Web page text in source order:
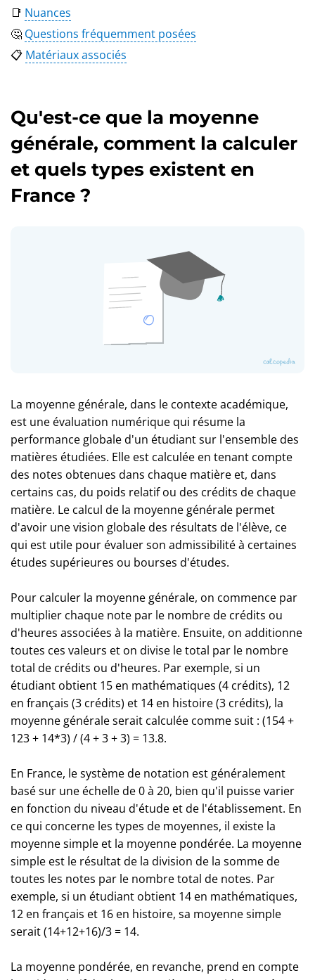
📑 Nuances
🤔 Questions fréquemment posées
📋 Matériaux associés
Qu'est-ce que la moyenne
générale, comment la calculer
et quels types existent en
France ?
La moyenne générale, dans le contexte académique,
est une évaluation numérique qui résume la
performance globale d'un étudiant sur l'ensemble des
matières étudiées. Elle est calculée en tenant compte
des notes obtenues dans chaque matière et, dans
certains cas, du poids relatif ou des crédits de chaque
matière. Le calcul de la moyenne générale permet
d'avoir une vision globale des résultats de l'élève, ce
qui est utile pour évaluer son admissibilité à certaines
études supérieures ou bourses d'études.
Pour calculer la moyenne générale, on commence par
multiplier chaque note par le nombre de crédits ou
d'heures associées à la matière. Ensuite, on additionne
toutes ces valeurs et on divise le total par le nombre
total de crédits ou d'heures. Par exemple, si un
étudiant obtient 15 en mathématiques (4 crédits), 12
en français (3 crédits) et 14 en histoire (3 crédits), la
moyenne générale serait calculée comme suit : (154 +
123 + 14*3) / (4 + 3 + 3) = 13.8.
En France, le système de notation est généralement
basé sur une échelle de 0 à 20, bien qu'il puisse varier
en fonction du niveau d'étude et de l'établissement. En
ce qui concerne les types de moyennes, il existe la
moyenne simple et la moyenne pondérée. La moyenne
simple est le résultat de la division de la somme de
toutes les notes par le nombre total de notes. Par
exemple, si un étudiant obtient 14 en mathématiques,
12 en français et 16 en histoire, sa moyenne simple
serait (14+12+16)/3 = 14.
La moyenne pondérée, en revanche, prend en compte